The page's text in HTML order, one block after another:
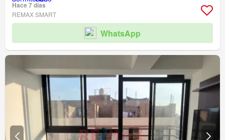
Hace 7 días
REMAX SMART
WhatsApp